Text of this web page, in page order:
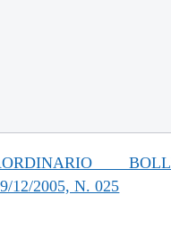
12/2005, N. 025